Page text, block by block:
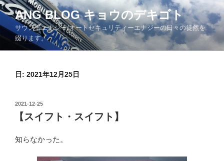
コ
ン
テ
ツ
ANG BLOG キョウのデキゴト
サウンドエナジー/オートセキュリティーエナジーの日々の徒然を
綴ります。
日: 2021年12月25日
投
稿
日:
2021-12-25
【スイフト・スイフト】
知らなかった。